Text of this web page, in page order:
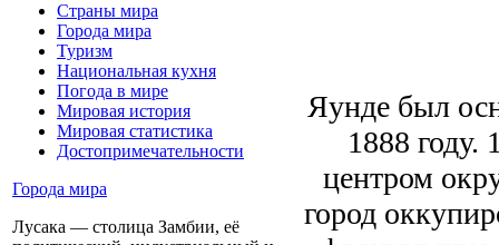
Страны мира
Города мира
Туризм
Национальная кухня
Погода в мире
Мировая история
Мировая статистика
Достопримечательности
Города мира
Лусака — столица Замбии, её
Яунде был
1888
центром
город